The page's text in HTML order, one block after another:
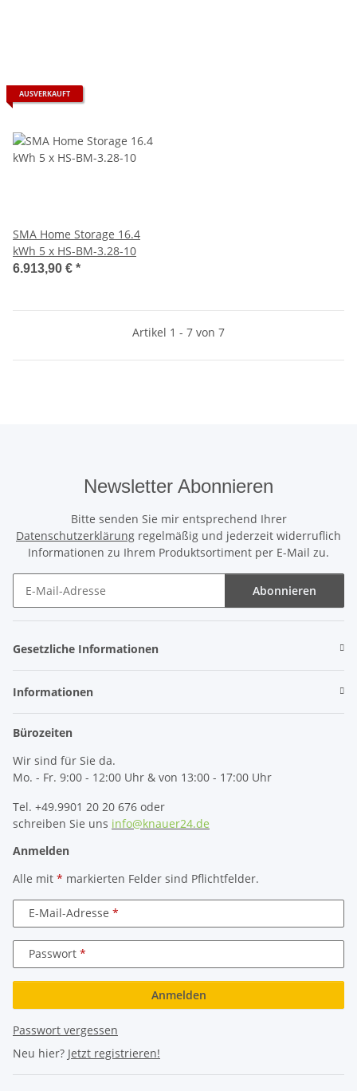
AUSVERKAUFT
SMA Home Storage 16.4
kWh 5 x HS-BM-3.28-10
6.913,90 € *
Artikel 1 - 7 von 7
Newsletter Abonnieren
Bitte senden Sie mir entsprechend Ihrer
Datenschutzerklärung regelmäßig und jederzeit widerruflich
Informationen zu Ihrem Produktsortiment per E-Mail zu.
Abonnieren
Gesetzliche Informationen
Informationen
Bürozeiten
Wir sind für Sie da.
Mo. - Fr. 9:00 - 12:00 Uhr & von 13:00 - 17:00 Uhr
Tel. +49.9901 20 20 676 oder
schreiben Sie uns info@knauer24.de
Anmelden
Alle mit * markierten Felder sind Pflichtfelder.
E-Mail-Adresse
Passwort
Anmelden
Passwort vergessen
Neu hier? Jetzt registrieren!